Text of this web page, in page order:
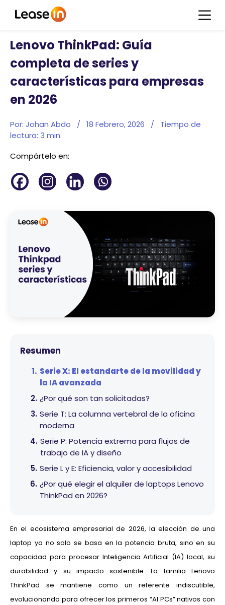
Lenovo ThinkPad: Guía
completa de series y
características para empresas
en 2026
Por: Johan Abdo / 18 Febrero, 2026 /
Tiempo de
lectura: 3 min.
Compártelo en:
Resumen
Serie X: El estandarte de la movilidad y
la IA avanzada
¿Por qué son tan solicitadas?
Serie T: La columna vertebral de la oficina
moderna
Serie P: Potencia extrema para flujos de
trabajo de IA y diseño
Serie L y E: Eficiencia, valor y accesibilidad
¿Por qué elegir el alquiler de laptops Lenovo
ThinkPad en 2026?
En el ecosistema empresarial de 2026, la elección de una
laptop ya no solo se basa en la potencia bruta, sino en su
capacidad para procesar Inteligencia Artificial (IA) local, su
durabilidad y su impacto sostenible. La familia Lenovo
ThinkPad se mantiene como un referente indiscutible,
evolucionando para ofrecer los primeros “AI PCs” nativos con